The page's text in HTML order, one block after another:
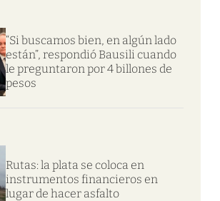
“Si buscamos bien, en algún lado
están”, respondió Bausili cuando
le preguntaron por 4 billones de
pesos
Rutas: la plata se coloca en
instrumentos financieros en
lugar de hacer asfalto